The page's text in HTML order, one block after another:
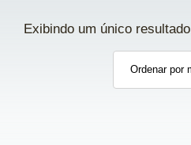
Exibindo um único resultado